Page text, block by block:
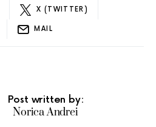
X (TWITTER)
MAIL
Post written by:
Norica Andrei